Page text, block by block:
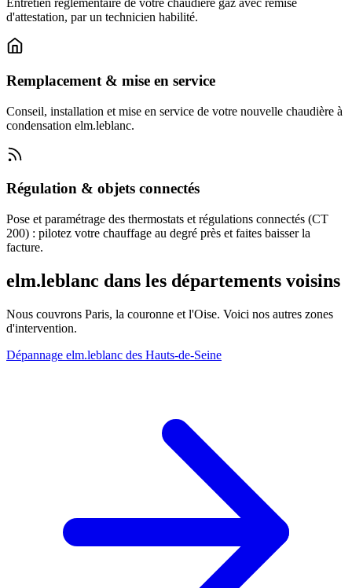
Entretien réglementaire de votre chaudière gaz avec remise
d'attestation, par un technicien habilité.
Remplacement & mise en service
Conseil, installation et mise en service de votre nouvelle chaudière à
condensation elm.leblanc.
Régulation & objets connectés
Pose et paramétrage des thermostats et régulations connectés (CT
200) : pilotez votre chauffage au degré près et faites baisser la
facture.
elm.leblanc dans les départements voisins
Nous couvrons Paris, la couronne et l'Oise. Voici nos autres zones
d'intervention.
Dépannage elm.leblanc des Hauts-de-Seine